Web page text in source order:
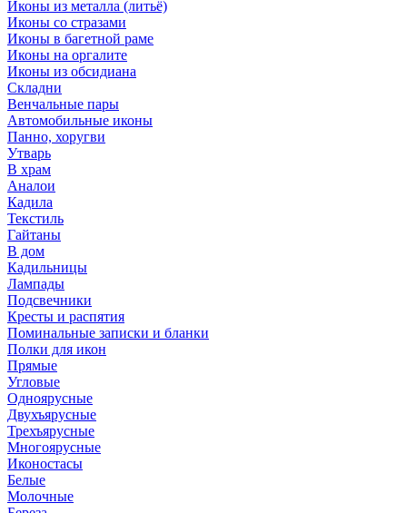
Иконы из металла (литьё)
Иконы со стразами
Иконы в багетной раме
Иконы на оргалите
Иконы из обсидиана
Складни
Венчальные пары
Автомобильные иконы
Панно, хоругви
Утварь
В храм
Аналои
Кадила
Текстиль
Гайтаны
В дом
Кадильницы
Лампады
Подсвечники
Кресты и распятия
Поминальные записки и бланки
Полки для икон
Прямые
Угловые
Одноярусные
Двухъярусные
Трехъярусные
Многоярусные
Иконостасы
Белые
Молочные